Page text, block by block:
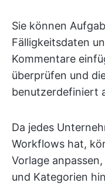
Sie können
Fälligkeitsdaten
Kommentare
überprüfen und
benutzerdefiniert
Da jedes
Workflows hat,
Vorlage
und Kategorien